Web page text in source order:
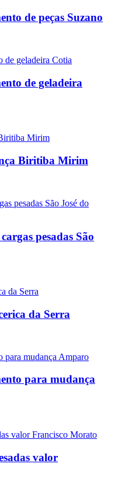
de peças Suzano
de geladeira
Biritiba Mirim
pesadas São
da Serra
para mudança
valor